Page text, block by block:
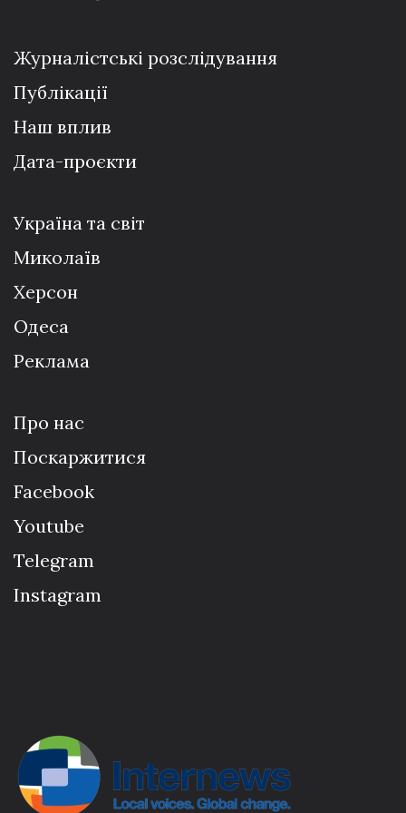
Журналістські розслідування
Публікації
Наш вплив
Дата-проєкти
Україна та світ
Миколаїв
Херсон
Одеса
Реклама
Про нас
Поскаржитися
Facebook
Youtube
Telegram
Instagram